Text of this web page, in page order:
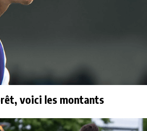
voici les montants